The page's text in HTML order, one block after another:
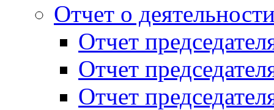
Отчет о
Отчет
Отчет
Отчет